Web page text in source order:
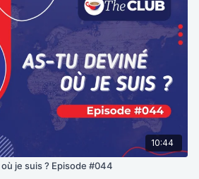
10:44
je suis ? Episode #044